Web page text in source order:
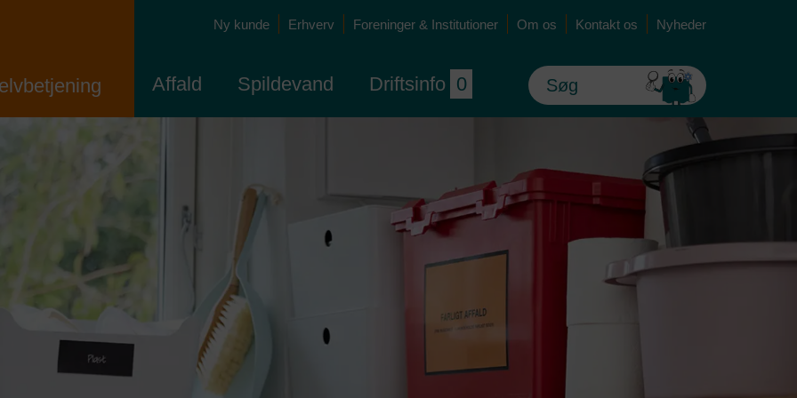
Ny kunde Erhverv Foreninger & Institutioner Om os Kontakt os Nyheder
Affald Spildevand Driftsinfo 0